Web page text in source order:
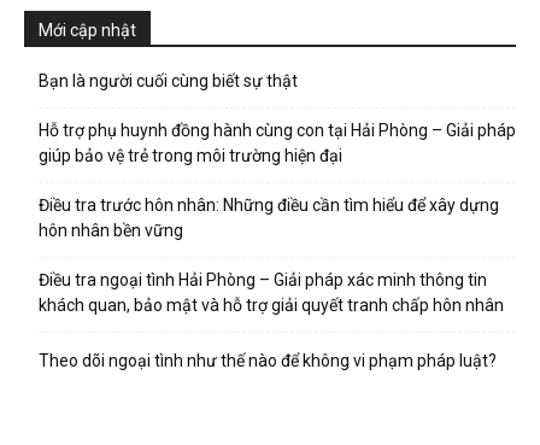
Mới cập nhật
Bạn là người cuối cùng biết sự thật
Hỗ trợ phụ huynh đồng hành cùng con tại Hải Phòng – Giải pháp
giúp bảo vệ trẻ trong môi trường hiện đại
Điều tra trước hôn nhân: Những điều cần tìm hiểu để xây dựng
hôn nhân bền vững
Điều tra ngoại tình Hải Phòng – Giải pháp xác minh thông tin
khách quan, bảo mật và hỗ trợ giải quyết tranh chấp hôn nhân
Theo dõi ngoại tình như thế nào để không vi phạm pháp luật?